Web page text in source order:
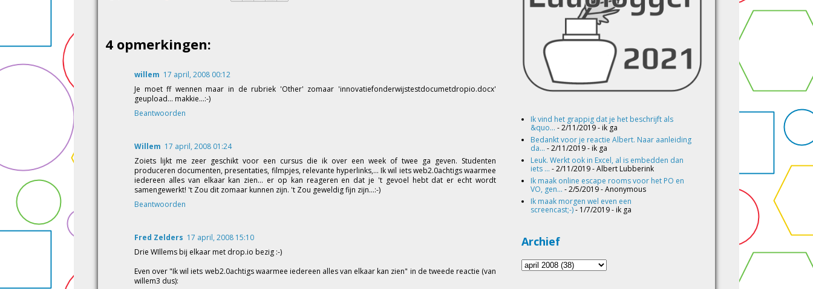
4 opmerkingen:
willem 17 april, 2008 00:12
Je moet ff wennen maar in de rubriek 'Other' zomaar 'innovatiefonderwijstestdocumetdropio.docx'
geupload... makkie...:-)
Beantwoorden
Willem 17 april, 2008 01:24
Zoiets lijkt me zeer geschikt voor een cursus die ik over een week of twee ga geven. Studenten
produceren documenten, presentaties, filmpjes, relevante hyperlinks,... Ik wil iets web2.0achtigs waarmee
iedereen alles van elkaar kan zien... er op kan reageren en dat je 't gevoel hebt dat er echt wordt
samengewerkt! 't Zou dit zomaar kunnen zijn. 't Zou geweldig fijn zijn...:-)
Beantwoorden
Fred Zelders 17 april, 2008 15:10
Drie WIllems bij elkaar met drop.io bezig :-)
Even over "Ik wil iets web2.0achtigs waarmee iedereen alles van elkaar kan zien" in de tweede reactie (van
willem3 dus):
Ik vind het grappig dat je het beschrijft als
&quo... - 2/11/2019- ik ga
Bedankt voor je reactie Albert. Naar aanleiding
da... - 2/11/2019- ik ga
Leuk. Werkt ook in Excel, al is embedden dan
iets ... - 2/11/2019- Albert Lubberink
Ik maak online escape rooms voor het PO en
VO, gen... - 2/5/2019- Anonymous
Ik maak morgen wel even een
screencast;-)- 1/7/2019- ik ga
Archief